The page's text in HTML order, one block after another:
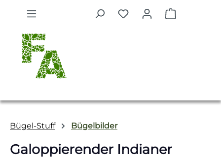
Zum Hauptinhalt springen
Bügel-Stuff Bügelbilder
Galoppierender Indianer